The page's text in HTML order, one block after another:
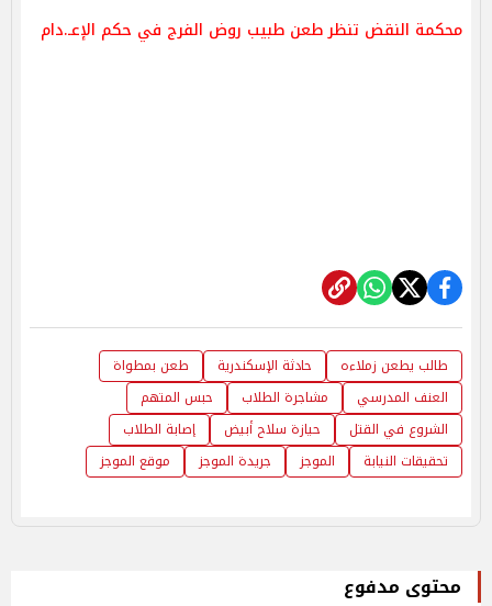
محكمة النقض تنظر طعن طبيب روض الفرج في حكم الإعـ.دام
طالب يطعن زملاءه حادثة الإسكندرية
طعن بمطواة
العنف المدرسي
مشاجرة الطلاب
حبس المتهم
الشروع في القتل
حيازة سلاح أبيض
إصابة الطلاب
تحقيقات النيابة
الموجز جريدة الموجز موقع الموجز
محتوى مدفوع